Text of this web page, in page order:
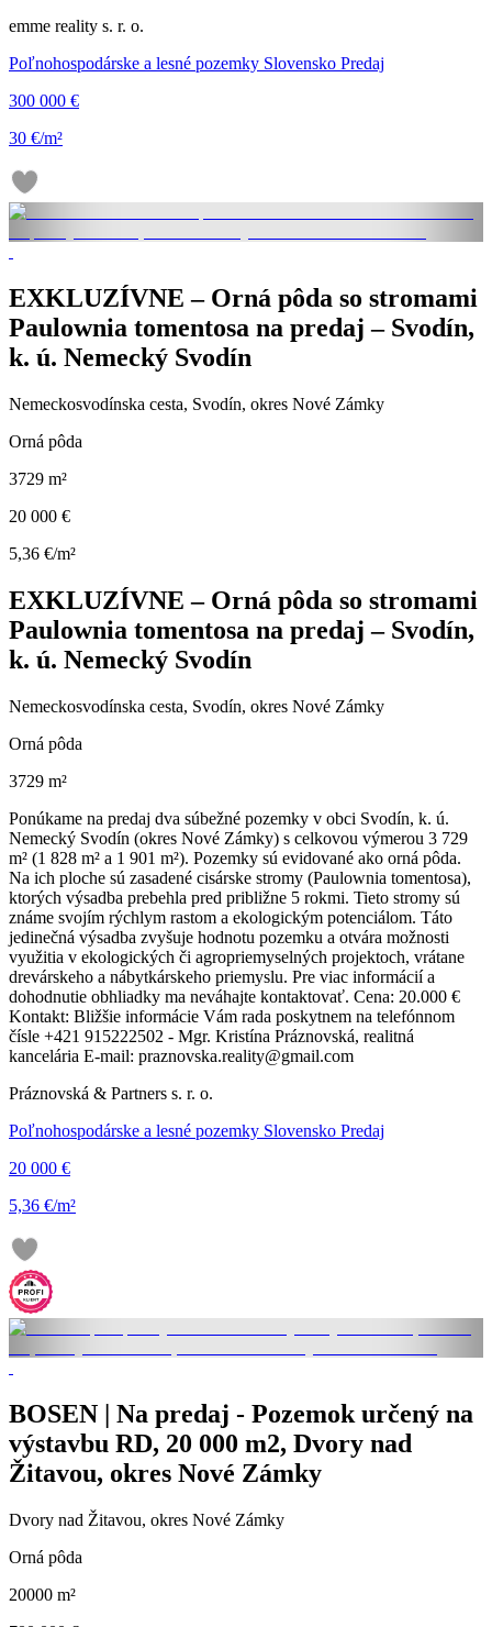
emme reality s. r. o.
Poľnohospodárske a lesné pozemky Slovensko Predaj
300 000 €
30 €/m²
EXKLUZÍVNE – Orná pôda so stromami
Paulownia tomentosa na predaj – Svodín,
k. ú. Nemecký Svodín
Nemeckosvodínska cesta, Svodín, okres Nové Zámky
Orná pôda
3729 m²
20 000 €
5,36 €/m²
EXKLUZÍVNE – Orná pôda so stromami
Paulownia tomentosa na predaj – Svodín,
k. ú. Nemecký Svodín
Nemeckosvodínska cesta, Svodín, okres Nové Zámky
Orná pôda
3729 m²
Ponúkame na predaj dva súbežné pozemky v obci Svodín, k. ú.
Nemecký Svodín (okres Nové Zámky) s celkovou výmerou 3 729
m² (1 828 m² a 1 901 m²). Pozemky sú evidované ako orná pôda.
Na ich ploche sú zasadené cisárske stromy (Paulownia tomentosa),
ktorých výsadba prebehla pred približne 5 rokmi. Tieto stromy sú
známe svojím rýchlym rastom a ekologickým potenciálom. Táto
jedinečná výsadba zvyšuje hodnotu pozemku a otvára možnosti
využitia v ekologických či agropriemyselných projektoch, vrátane
drevárskeho a nábytkárskeho priemyslu. Pre viac informácií a
dohodnutie obhliadky ma neváhajte kontaktovať. Cena: 20.000 €
Kontakt: Bližšie informácie Vám rada poskytnem na telefónnom
čísle +421 915222502 - Mgr. Kristína Práznovská, realitná
kancelária E-mail: praznovska.reality@gmail.com
Práznovská & Partners s. r. o.
Poľnohospodárske a lesné pozemky Slovensko Predaj
20 000 €
5,36 €/m²
BOSEN | Na predaj - Pozemok určený na
výstavbu RD, 20 000 m2, Dvory nad
Žitavou, okres Nové Zámky
Dvory nad Žitavou, okres Nové Zámky
Orná pôda
20000 m²